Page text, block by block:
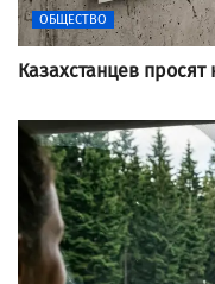
ОБЩЕСТВО
Казахстанцев